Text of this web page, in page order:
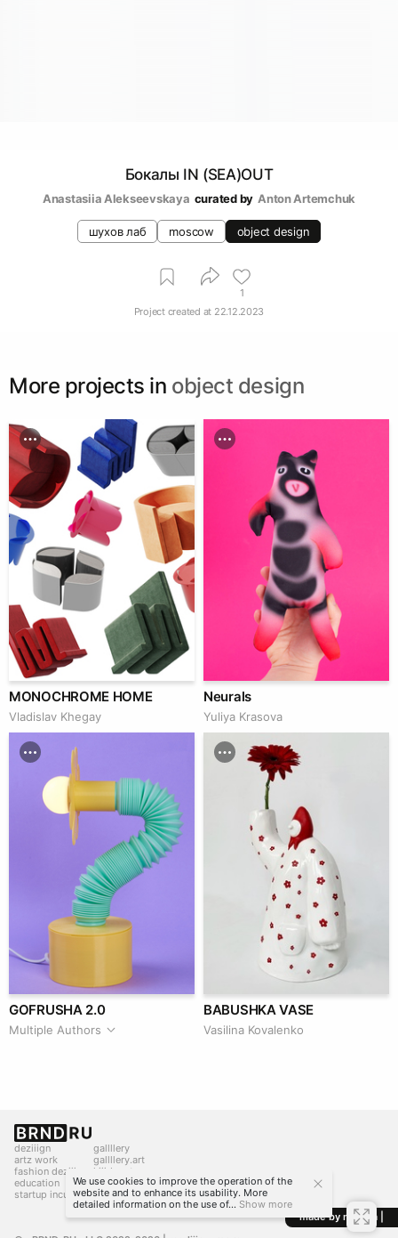
Бокалы IN (SEA)OUT
Anastasiia Alekseevskaya curated by Anton Artemchuk
шухов лаб moscow object design
1
Project created at 22.12.2023
More projects in object design
MONOCHROME HOME
Vladislav Khegay
Neurals
Yuliya Krasova
GOFRUSHA 2.0
Multiple Authors
BABUSHKA VASE
Vasilina Kovalenko
deziiign
artz work
fashion deziiign
education
startup incubator
gallllery
gallllery.art
kiiids.art
made by mediiia |
We use cookies to improve the operation of the
website and to enhance its usability. More
detailed information on the use of... Show more